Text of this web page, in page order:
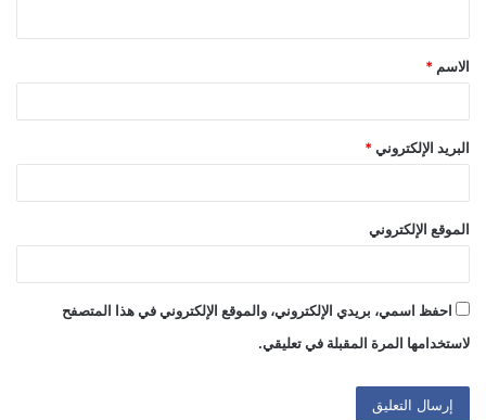
ق
*
الاسم *
البريد الإلكتروني *
الموقع الإلكتروني
احفظ اسمي، بريدي الإلكتروني، والموقع الإلكتروني في هذا المتصفح
لاستخدامها المرة المقبلة في تعليقي.